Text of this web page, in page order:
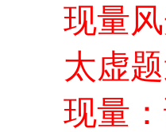
现量风
太虚
现量